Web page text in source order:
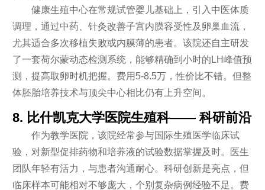
健康生殖中心在常规试管婴儿基础上，引入中医体质
调理，通过中药、针灸改善子宫内膜容受性及卵巢血流，
尤其适合多次移植失败或内膜薄的患者。该院还自主研发
了一套荷尔蒙动态检测系统，能够精确到小时的LH峰值预
测，提高取卵时机把握。费用5-8.5万，性价比不错。但整
体胚胎培养技术与顶尖中心相比仍有上升空间。
8. 比什凯克大学医院生殖科—— 科研前沿
作为教学医院，该院经常参与国际生殖医学临床试
验，对新型促排药物和培养液的试验数据掌握及时。医生
团队年轻有活力，与患者沟通耐心。科研创新是亮点，但
临床样本可能相对不够庞大，个别复杂病例经验不足。费